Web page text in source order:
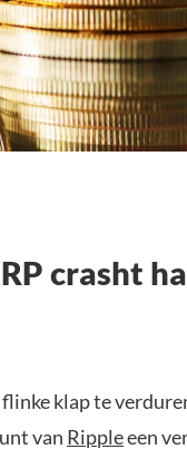
crasht
klap te
van Rippleeen